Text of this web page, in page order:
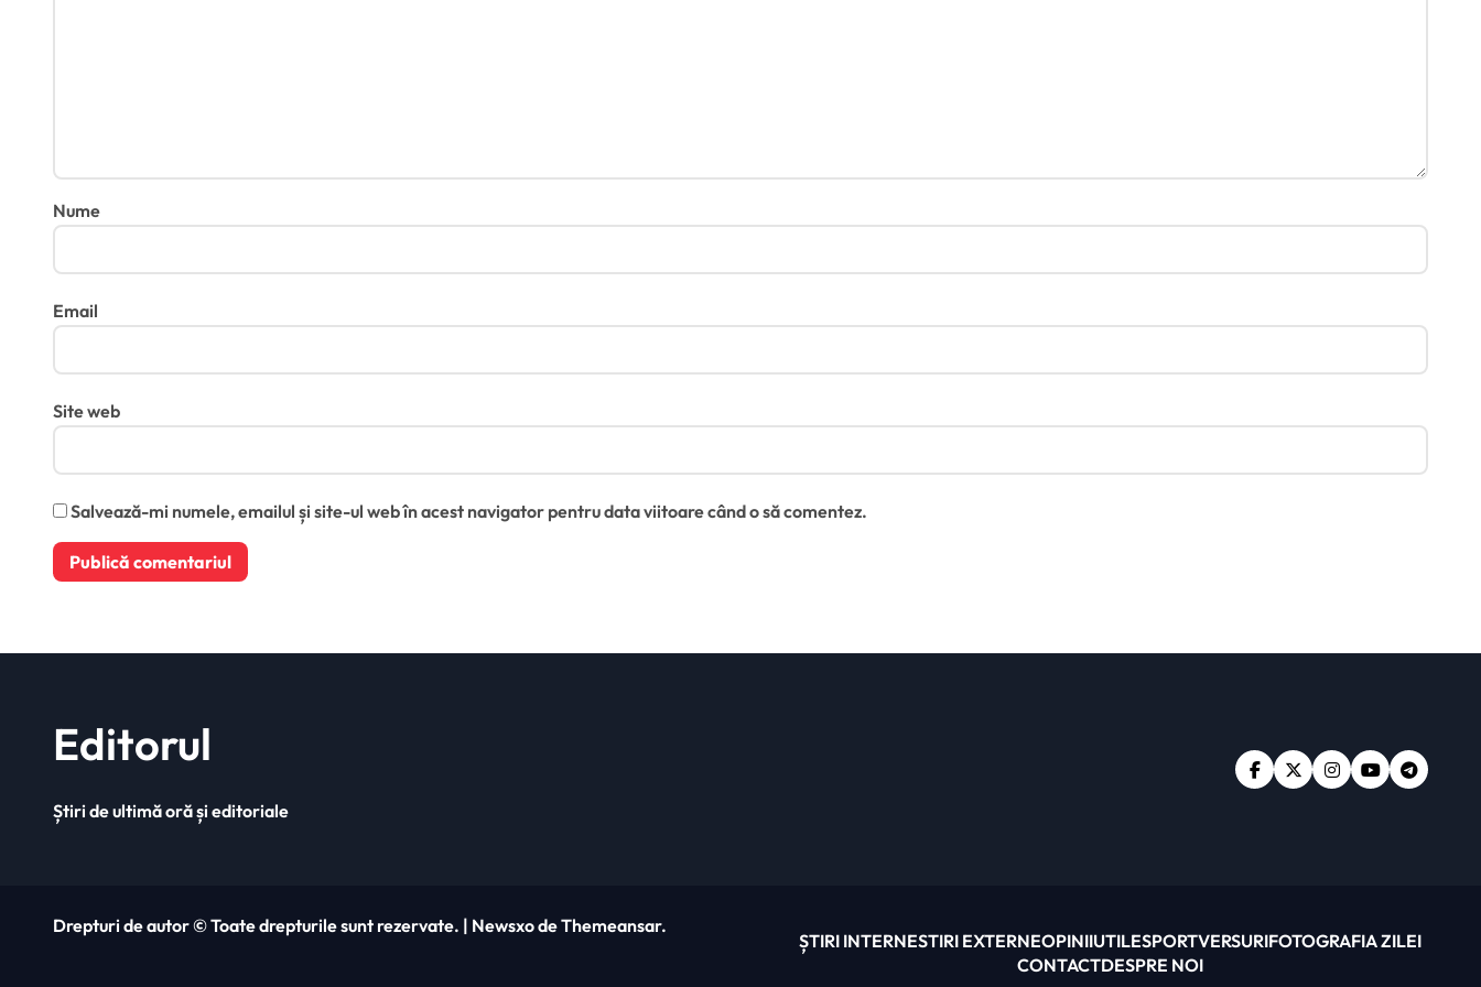
Nume
Email
Site web
Salvează-mi numele, emailul și site-ul web în acest navigator pentru data viitoare când o să comentez.
Editorul
Știri de ultimă oră și editoriale
Drepturi de autor © Toate drepturile sunt rezervate. | NewsxodeThemeansar.
ȘTIRI INTERNESTIRI EXTERNEOPINIIUTILESPORTVERSURIFOTOGRAFIA ZILEI
CONTACTDESPRE NOI